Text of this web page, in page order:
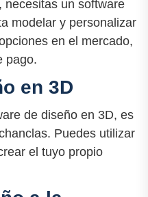
necesitas un software
modelar y personalizar
en el mercado,
pago.
en 3D
de diseño en 3D, es
Puedes utilizar
el tuyo propio